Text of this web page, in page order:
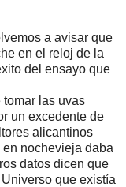
a avisar que
en el reloj de la
del ensayo que
las uvas
un excedente de
alicantinos
nochevieja daba
datos dicen que
que existía